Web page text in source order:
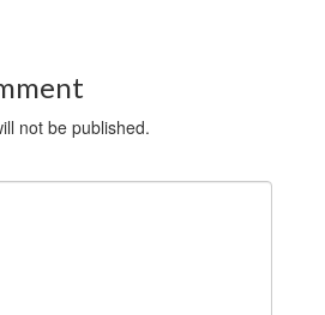
not be published.